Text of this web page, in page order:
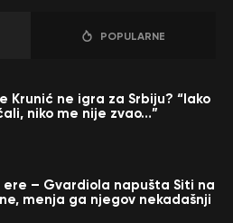
POPULARNE
Krunić ne igra za Srbiju? “Iako
niko me nije zvao…”
ere – Gvardiola napušta Siti na
menja ga njegov nekadašnji